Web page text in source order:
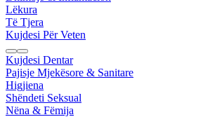
Lëkura
Të Tjera
Kujdesi Për Veten
Kujdesi Dentar
Pajisje Mjekësore & Sanitare
Higjiena
Shëndeti Seksual
Nëna & Fëmija